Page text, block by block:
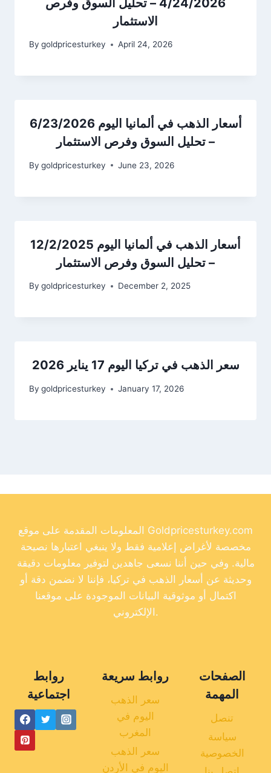
الاستثمار
By goldpricesturkey April 24, 2026
أسعار الذهب في ألمانيا اليوم 6/23/2026
– تحليل السوق وفرص الاستثمار
By goldpricesturkey June 23, 2026
أسعار الذهب في ألمانيا اليوم 12/2/2025
– تحليل السوق وفرص الاستثمار
By goldpricesturkey December 2, 2025
سعر الذهب في تركيا اليوم 17 يناير 2026
By goldpricesturkey January 17, 2026
المعلومات المقدمة على موقع Goldpricesturkey.com
مخصصة لأغراض إعلامية فقط ولا ينبغي اعتبارها نصيحة
مالية. وفي حين أننا نسعى جاهدين لتوفير معلومات دقيقة
وحديثة عن أسعار الذهب في تركيا، فإننا لا نضمن دقة أو
اكتمال أو موثوقية البيانات الموجودة على موقعنا
الإلكتروني.
روابط
اجتماعية
روابط سريعة
سعر الذهب
اليوم في
المغرب
سعر الذهب
اليوم في الأردن
الصفحات
المهمة
تنصل
سياسة
الخصوصية